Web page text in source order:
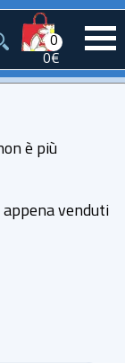
0
0€
è più
venduti